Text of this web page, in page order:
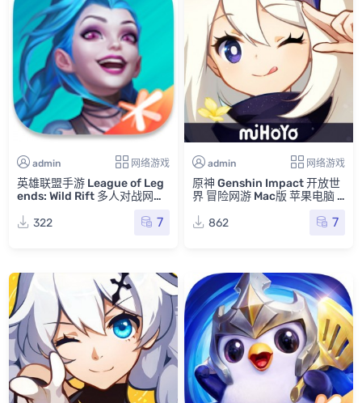
admin 网络游戏
英雄联盟手游 League of Leg
ends: Wild Rift 多人对战网游
322
7
admin 网络游戏
原神 Genshin Impact 开放世
界 冒险网游 Mac版 苹果电脑 I
862
7